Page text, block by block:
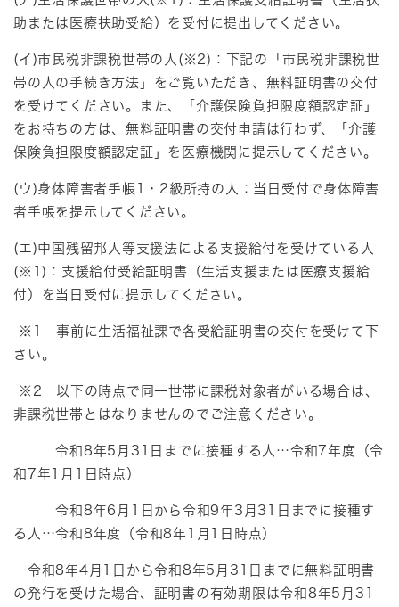
助または医療扶助受給）を受付に提出してください。
(イ)市民税非課税世帯の人(※2)：下記の「市民税非課税世
帯の人の手続き方法」をご覧いただき、無料証明書の交付
を受けてください。また、「介護保険負担限度額認定証」
をお持ちの方は、無料証明書の交付申請は行わず、「介護
保険負担限度額認定証」を医療機関に提示してください。
(ウ)身体障害者手帳1・2級所持の人：当日受付で身体障害
者手帳を提示してください。
(エ)中国残留邦人等支援法による支援給付を受けている人
(※1)：支援給付受給証明書（生活支援または医療支援給
付）を当日受付に提示してください。
※1 事前に生活福祉課で各受給証明書の交付を受けて下
さい。
※2 以下の時点で同一世帯に課税対象者がいる場合は、
非課税世帯とはなりませんのでご注意ください。
令和8年5月31日までに接種する人…令和7年度（令
和7年1月1日時点）
令和8年6月1日から令和9年3月31日までに接種す
る人…令和8年度（令和8年1月1日時点）
令和8年4月1日から令和8年5月31日までに無料証明書
の発行を受けた場合、証明書の有効期限は令和8年5月31